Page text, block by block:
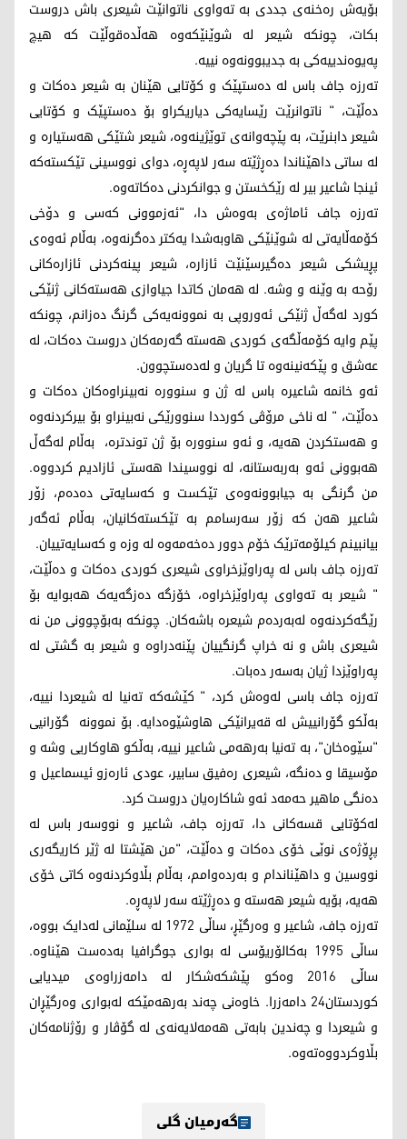
بۆیەش رەخنەی جددی بە تەواوی ناتوانێت شیعری باش دروست
بکات، چونکە شیعر لە شوێنێکەوە هەڵدەقوڵێت کە هیچ
پەیوەندییەکی بە جدیبوونەوە نییە.
تەرزە جاف باس لە دەستپێک و کۆتایی هێنان بە شیعر دەکات و
دەڵێت، " ناتوانرێت رێسایەکی دیاریکراو بۆ دەستپێک و کۆتایی
شیعر دابنرێت، بە پێچەوانەی توێژینەوە، شیعر شتێکی هەستیارە و
لە ساتی داهێناندا دەڕژێتە سەر لاپەڕە، دوای نووسینی تێکستەکە
ئینجا شاعیر بیر لە رێکخستن و جوانکردنی دەکاتەوە.
تەرزە جاف ئاماژەی بەوەش دا، "ئەزموونی کەسی و دۆخی
کۆمەڵایەتی لە شوێنێکی هاوبەشدا یەکتر دەگرنەوە، بەڵام ئەوەی
پڕیشکی شیعر دەگیرسێنێت ئازارە، شیعر پینەکردنی ئازارەکانی
رۆحە بە وێنە و وشە. لە هەمان کاتدا جیاوازی هەستەکانی ژنێکی
کورد لەگەڵ ژنێکی ئەوروپی بە نموونەیەکی گرنگ دەزانم، چونکە
پێم وایە کۆمەڵگەی کوردی هەستە گەرمەکان دروست دەکات، لە
عەشق و پێکەنینەوە تا گریان و لەدەستچوون.
ئەو خانمە شاعیرە باس لە ژن و سنوورە نەبینراوەکان دەکات و
دەڵێت، " لە ناخی مرۆڤی کورددا سنوورێکی نەبینراو بۆ بیرکردنەوە
و هەستکردن هەیە، و ئەو سنوورە بۆ ژن توندترە، بەڵام لەگەڵ
هەبوونی ئەو بەربەستانە، لە نووسیندا هەستی ئازادیم کردووە.
من گرنگی بە جیابوونەوەی تێکست و کەسایەتی دەدەم، زۆر
شاعیر هەن کە زۆر سەرسامم بە تێکستەکانیان، بەڵام ئەگەر
بیانبینم کیلۆمەترێک خۆم دوور دەخەمەوە لە وزە و کەسایەتییان.
تەرزە جاف باس لە پەراوێزخراوی شیعری کوردی دەکات و دەڵێت،
" شیعر بە تەواوی پەراوێزخراوە، خۆزگە دەزگەیەک هەبوایە بۆ
رێگەکردنەوە لەبەردەم شیعرە باشەکان. چونکە بەبۆچوونی من نە
شیعری باش و نە خراپ گرنگییان پێنەدراوە و شیعر بە گشتی لە
پەراوێزدا ژیان بەسەر دەبات.
تەرزە جاف باسی لەوەش کرد، " کێشەکە تەنیا لە شیعردا نییە،
بەڵکو گۆرانییش لە قەیرانێکی هاوشێوەدایە. بۆ نموونە گۆرانیی
"سێوەخان"، بە تەنیا بەرهەمی شاعیر نییە، بەڵکو هاوکاریی وشە و
مۆسیقا و دەنگە، شیعری رەفیق سابیر، عودی ئارەزو ئیسماعیل و
دەنگی ماهیر حەمەد ئەو شاکارەیان دروست کرد.
لەکۆتایی قسەکانی دا، تەرزە جاف، شاعیر و نووسەر باس لە
پڕۆژەی نوێی خۆی دەکات و دەڵێت، "من هێشتا لە ژێر کاریگەری
نووسین و داهێناندام و بەردەوامم، بەڵام بڵاوکردنەوە کاتی خۆی
هەیە، بۆیە شیعر هەستە و دەڕژێتە سەر لاپەڕە.
تەرزە جاف، شاعیر و وەرگێڕ، ساڵی 1972 لە سلێمانی لەدایک بووە،
ساڵی 1995 بەکالۆریۆسی لە بواری جوگرافیا بەدەست ھێناوە.
ساڵی 2016 وەکو پێشکەشکار لە دامەزراوەی میدیایی
کوردستان24 دامەزرا. خاوەنی چەند بەرهەمێکە لەبواری وەرگێڕان
و شیعردا و چەندین بابەتی هەمەلایەنەی لە گۆڤار و رۆژنامەکان
بڵاوکردووەتەوە.
گەرمیان گلی